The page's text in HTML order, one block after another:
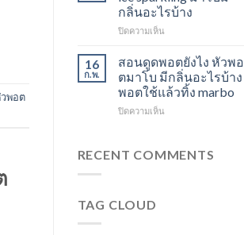
พอต
หัว
พอ
ตมา
ขาย
พอต
ใช้
ทิ้ง
ใกล้
ฉัน
ทิ้ง
ส่ง
แกรป
ชาร์จ
กี่
นาที
vmc
5000
กลิ่นอะไรบ้าง
ปิดความเห็นบน
switch
พอต
ใช้
แล้ว
ทิ้ง
มา
16
ก.พ.
สอนดูดพอตยังไง หัวพอ
ตมาโบ มีกลิ่นอะไรบ้าง
พอตใช้แล้วทิ้ง marbo
ปิดความเห็นบน
พอ
RECENT COMMENTS
TAG CLOUD